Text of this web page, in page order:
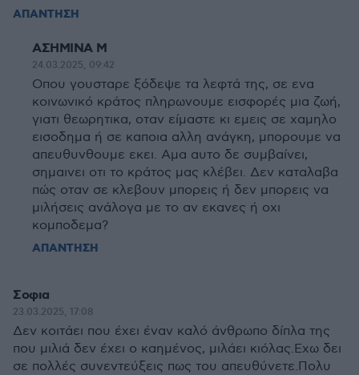
ΑΠΑΝΤΗΣΗ
ΑΣΗΜΙΝΑ Μ
24.03.2025, 09:42
Οπου γουσταρε ξόδεψε τα λεφτά της, σε ενα
κοινωνικό κράτος πληρωνουμε εισφορές μια ζωή,
γιατι θεωρητικα, οταν είμαστε κι εμεις σε χαμηλο
εισοδημα ή σε καποια αλλη ανάγκη, μπορουμε να
απευθυνθουμε εκει. Αμα αυτο δε συμβαίνει,
σημαινει οτι το κράτος μας κλέβει. Δεν καταλαβα
πώς οταν σε κλεβουν μπορεις ή δεν μπορεις να
μιλήσεις ανάλογα με το αν εκανες ή οχι
κομποδεμα?
ΑΠΑΝΤΗΣΗ
Σοφια
23.03.2025, 17:08
Δεν κοιτάει που έχει έναν καλό άνθρωπο δίπλα της
που μιλιά δεν έχει ο καημένος, μιλάει κιόλας.Εχω δει
σε πολλές συνεντεύξεις πως του απευθύνετε.Πολυ